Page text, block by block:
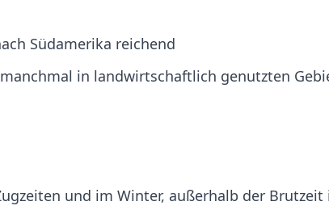
Südamerika reichend
in landwirtschaftlich genutzten
und im Winter, außerhalb der Brutzeit